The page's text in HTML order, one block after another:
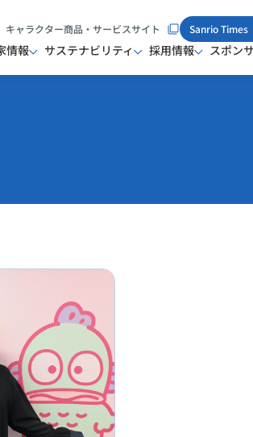
キャラクター商品・サービスサイト Sanrio Times
情報 サステナビリティ 採用情報 スポン